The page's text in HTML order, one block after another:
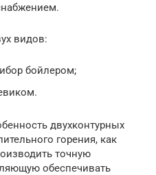
видов:
бойлером;
двухконтурных
горения, как
точную
обеспечивать